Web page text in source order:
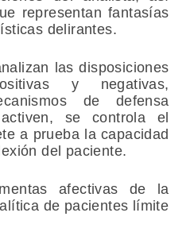
representan fantasías
delirantes.
las disposiciones
y negativas,
de defensa
se controla el
a prueba la capacidad
del paciente.
afectivas de la
de pacientes límite